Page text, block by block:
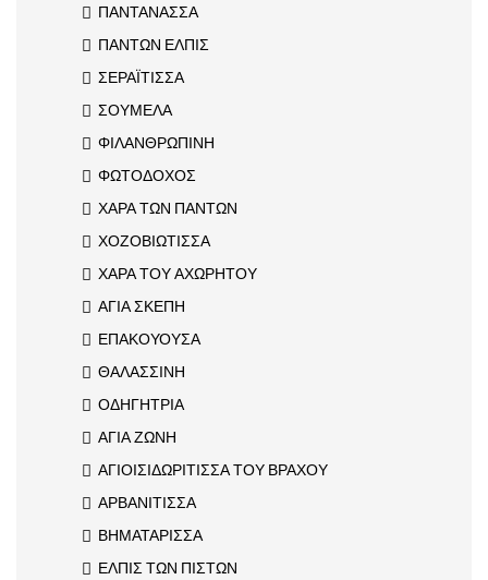
ΠΑΝΤΑΝΑΣΣΑ
ΠΑΝΤΩΝ ΕΛΠΙΣ
ΣΕΡΑΪΤΙΣΣΑ
ΣΟΥΜΕΛΑ
ΦΙΛΑΝΘΡΩΠΙΝΗ
ΦΩΤΟΔΟΧΟΣ
ΧΑΡΑ ΤΩΝ ΠΑΝΤΩΝ
ΧΟΖΟΒΙΩΤΙΣΣΑ
ΧΑΡΑ ΤΟΥ ΑΧΩΡΗΤΟΥ
ΑΓΙΑ ΣΚΕΠΗ
ΕΠΑΚΟΥΟΥΣΑ
ΘΑΛΑΣΣΙΝΗ
ΟΔΗΓΗΤΡΙΑ
ΑΓΙΑ ΖΩΝΗ
ΑΓΙΟΙΣΙΔΩΡΙΤΙΣΣΑ ΤΟΥ ΒΡΑΧΟΥ
ΑΡΒΑΝΙΤΙΣΣΑ
ΒΗΜΑΤΑΡΙΣΣΑ
ΕΛΠΙΣ ΤΩΝ ΠΙΣΤΩΝ